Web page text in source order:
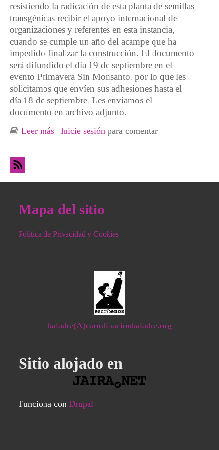
resistiendo la radicación de esta planta de semillas
transgénicas recibir el apoyo internacional de
organizaciones y referentes en esta instancia,
cuando se cumple un año del acampe que ha
impedido finalizar la construcción. El documento
será difundido el día 19 de septiembre en el
evento Primavera Sin Monsanto, por lo que les
solicitamos que envíen sus adhesiones hasta el
día 18 de septiembre. Les enviamos el
documento en archivo adjunto.
Leer más sobre Adhesiones contra Monsanto en
Inicie sesión para comentar
Mapa del sitio
Política de Privacidad y Cookies
baladre(A)coordinacionbaladre.org
Sitio alojado en
Funciona con Drupal